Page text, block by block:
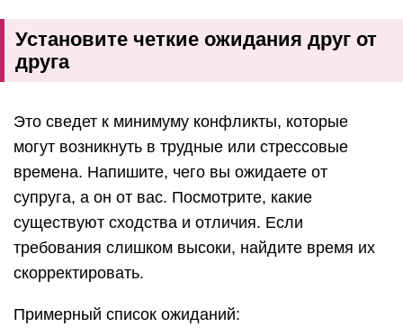
Установите четкие ожидания друг от
друга
Это сведет к минимуму конфликты, которые
могут возникнуть в трудные или стрессовые
времена. Напишите, чего вы ожидаете от
супруга, а он от вас. Посмотрите, какие
существуют сходства и отличия. Если
требования слишком высоки, найдите время их
скорректировать.
Примерный список ожиданий: